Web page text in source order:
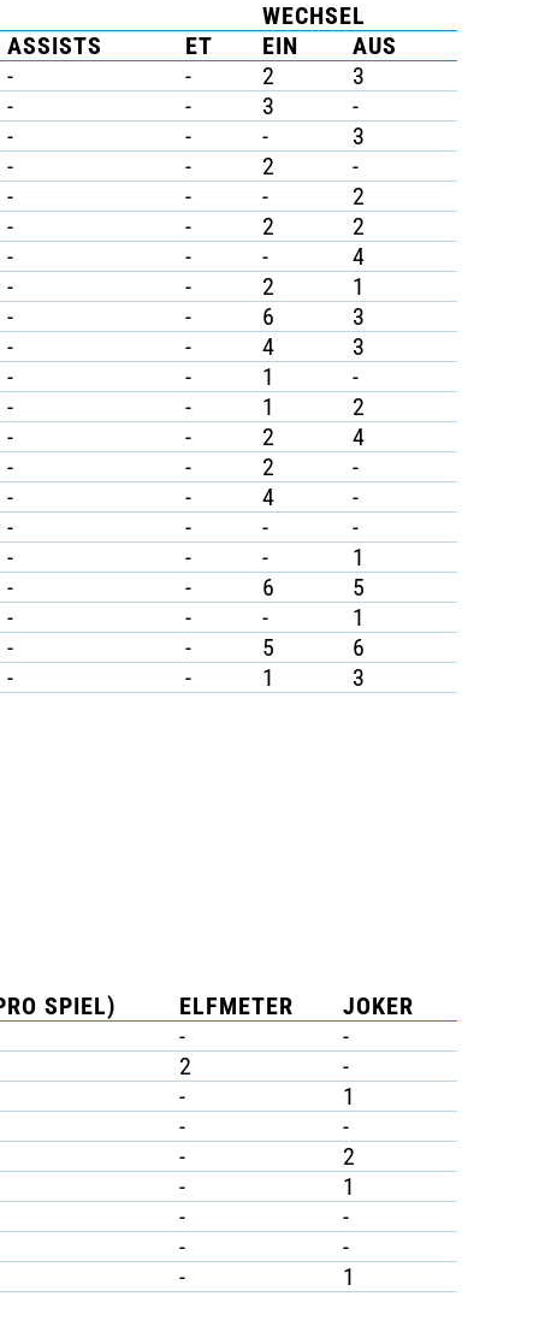
WECHSEL
ASSISTS
ET EIN
AUS
-
- 2
3
-
- 3
-
-
- -
3
-
- 2
-
-
- -
2
-
- 2
2
-
- -
4
-
- 2
1
-
- 6
3
-
- 4
3
-
- 1
-
-
- 1
2
-
- 2
4
-
- 2
-
-
- 4
-
-
- -
-
-
- -
1
-
- 6
5
-
- -
1
-
- 5
6
-
- 1 3
SPIEL) ELFMETER
JOKER
-
-
2
-
-
1
-
-
-
2
-
1
-
-
-
-
-
1